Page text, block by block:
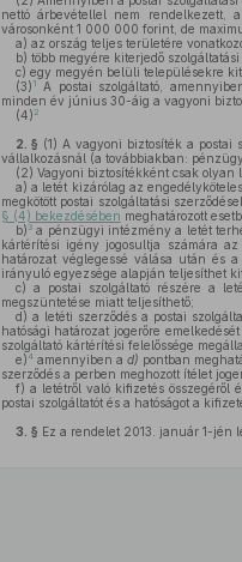
nettó árbevétellel nem rendelkezett,
városonként 1 000 000 forint, de
a) az ország teljes területére
b) több megyére kiterjedő
c) egy megyén belüli településekre
(3) 1
A postai szolgáltató,
minden év június 30-áig a vagyoni
(4) 2
2. § (1) A vagyoni biztosíték a postai
vállalkozásnál (a továbbiakban:
(2) Vagyoni biztosítékként csak
a) a letét kizárólag az
megkötött postai szolgáltatási
§ (4) bekezdésében meghatározott
b) 3a pénzügyi intézmény a letét
kártérítési igény jogosultja számára
határozat véglegessé válása után és
irányuló egyezsége alapján teljesíthet
c) a postai szolgáltató részére a
megszüntetése miatt teljesíthető;
d) a letéti szerződés a postai
hatósági határozat jogerőre
szolgáltató kártérítési felelőssége
e)4amennyiben ad) pontban
szerződés a perben meghozott ítélet
f) a letétről való kifizetés összegéről
postai szolgáltatót és a hatóságot a
3. § Ez a rendelet 2013. január 1-jén